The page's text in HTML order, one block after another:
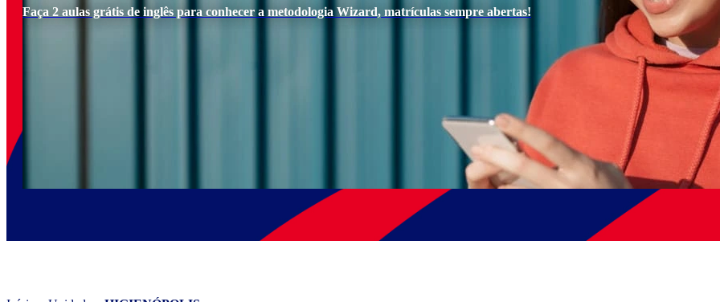
Faça 2 aulas grátis de inglês para conhecer a metodologia Wizard, matrículas sempre abertas!